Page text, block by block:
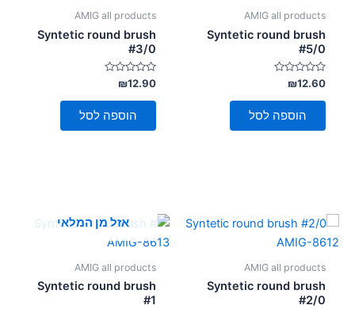
font_download סמן קישורים
לאפס
AMIG all products
Syntetic round brush
#5/0
דורג
0
מתוך
₪12.60
הוספה לסל
AMIG all products
Syntetic round brush
#3/0
דורג
0
מתוך
₪12.90
הוספה לסל
AMIG all products
Syntetic round brush
#2/0
אזל מן המלאי
AMIG all products
Syntetic round brush
#1